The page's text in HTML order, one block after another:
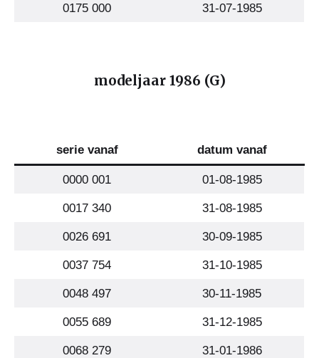
0175 000 31-07-1985
modeljaar 1986 (G)
serie vanaf datum vanaf
0000 001 01-08-1985
0017 340 31-08-1985
0026 691 30-09-1985
0037 754 31-10-1985
0048 497 30-11-1985
0055 689 31-12-1985
0068 279 31-01-1986